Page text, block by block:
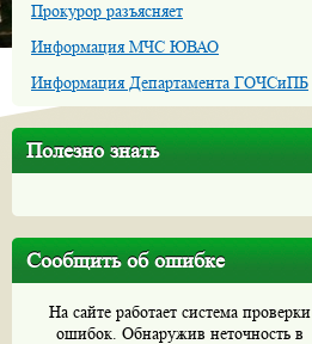
Прокурор разъясняет
Информация МЧС ЮВАО
Информация Департамента ГОЧСиПБ
Полезно знать
Сообщить об ошибке
На сайте работает система проверки
ошибок. Обнаружив неточность в